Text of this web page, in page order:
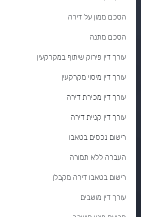
הסכם ממון על דירה
הסכם מתנה
עורך דין פירוק שיתוף במקרקעין
עורך דין מיסוי מקרקעין
עורך דין מכירת דירה
עורך דין קניית דירה
רישום נכסים בטאבו
העברה ללא תמורה
רישום בטאבו דירה מקבלן
עורך דין מושבים